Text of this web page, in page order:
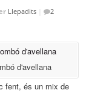
Llepadits
2
d'avellana
fent, és un mix de